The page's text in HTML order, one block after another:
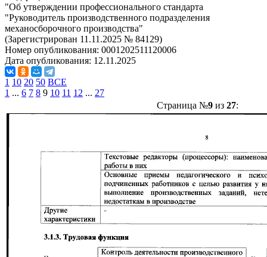
"Об утверждении профессионального стандарта
"Руководитель производственного подразделения
механосборочного производства"
(Зарегистрирован 11.11.2025 № 84129)
Номер опубликования: 0001202511120006
Дата опубликования: 12.11.2025
1 10 20 50 ВСЕ
1 ... 6 7 8 9 10 11 12 ... 27
Страница №9из 27: